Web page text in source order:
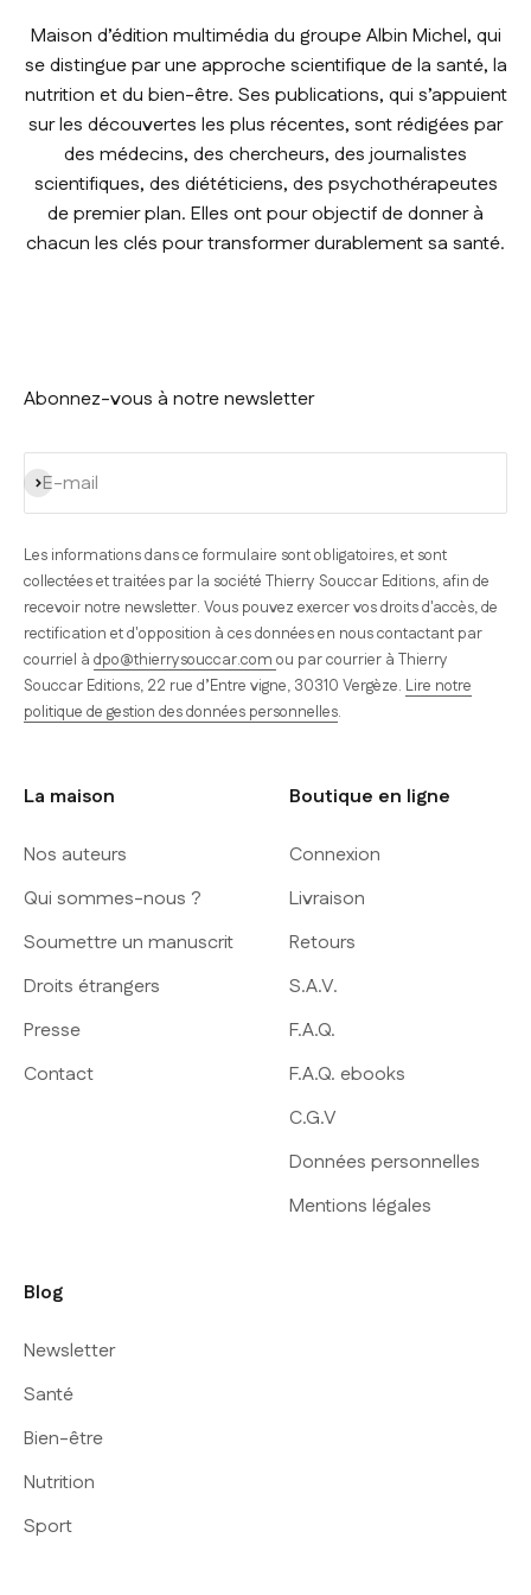
Maison d’édition multimédia du groupe Albin Michel, qui
se distingue par une approche scientifique de la santé, la
nutrition et du bien-être. Ses publications, qui s’appuient
sur les découvertes les plus récentes, sont rédigées par
des médecins, des chercheurs, des journalistes
scientifiques, des diététiciens, des psychothérapeutes
de premier plan. Elles ont pour objectif de donner à
chacun les clés pour transformer durablement sa santé.
Abonnez-vous à notre newsletter
E-mail
S'inscrire
Les informations dans ce formulaire sont obligatoires, et sont
collectées et traitées par la société Thierry Souccar Editions, afin de
recevoir notre newsletter. Vous pouvez exercer vos droits d'accès, de
rectification et d'opposition à ces données en nous contactant par
courriel à dpo@thierrysouccar.com ou par courrier à Thierry
Souccar Editions, 22 rue d’Entre vigne, 30310 Vergèze. Lire notre
politique de gestion des données personnelles.
La maison
Nos auteurs
Qui sommes-nous ?
Soumettre un manuscrit
Droits étrangers
Presse
Contact
Boutique en ligne
Connexion
Livraison
Retours
S.A.V.
F.A.Q.
F.A.Q. ebooks
C.G.V
Données personnelles
Mentions légales
Blog
Newsletter
Santé
Bien-être
Nutrition
Sport